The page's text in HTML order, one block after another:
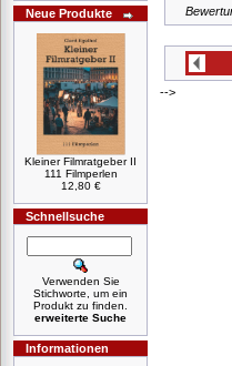
Neue Produkte
Kleiner Filmratgeber II
111 Filmperlen
12,80 €
Schnellsuche
Verwenden Sie
Stichworte, um ein
Produkt zu finden.
erweiterte Suche
Informationen
-->